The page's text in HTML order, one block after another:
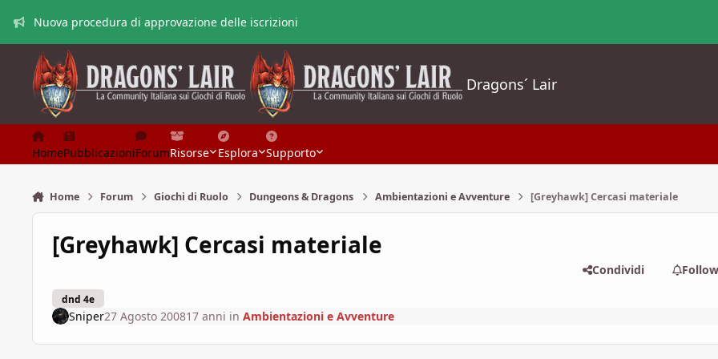
Nuova procedura di approvazione delle iscrizioni
Dragons´ Lair
HomePubblicazioniForumRisorse Esplora Supporto
Home Forum Giochi di Ruolo Dungeons & Dragons Ambientazioni e Avventure [Greyhawk] Cercasi materiale
[Greyhawk] Cercasi materiale
dnd 4e
Condividi
Sniper27 Agosto 200817 anni in Ambientazioni e Avventure